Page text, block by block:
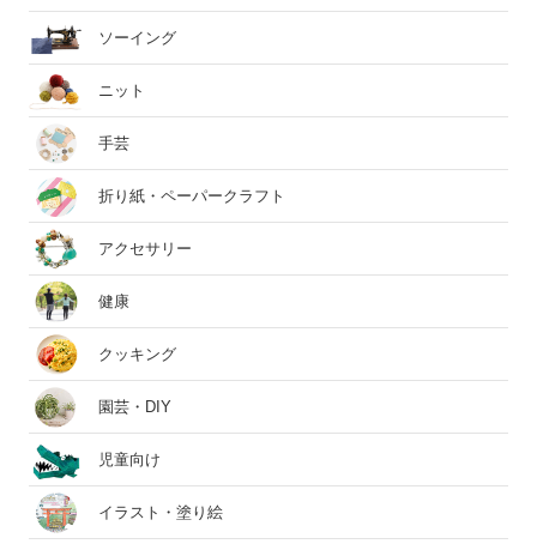
ソーイング
ニット
手芸
折り紙・ペーパークラフト
アクセサリー
健康
クッキング
園芸・DIY
児童向け
イラスト・塗り絵